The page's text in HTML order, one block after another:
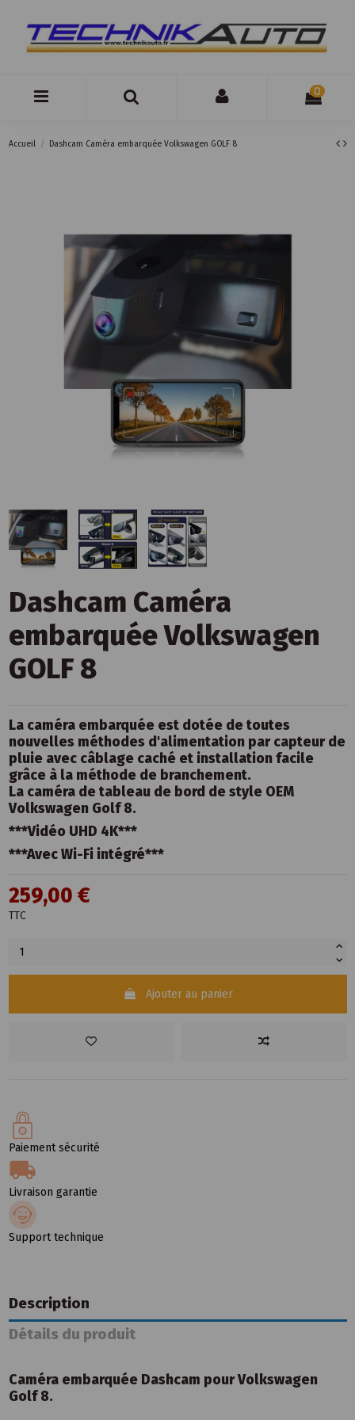
0
Accueil Dashcam Caméra embarquée Volkswagen GOLF 8
Dashcam Caméra
embarquée Volkswagen
GOLF 8
La caméra embarquée est dotée de toutes
nouvelles méthodes d'alimentation par capteur de
pluie avec câblage caché et installation facile
grâce à la méthode de branchement.
La caméra de tableau de bord de style OEM
Volkswagen Golf 8.
***Vidéo UHD 4K***
***Avec Wi-Fi intégré***
259,00 €
TTC
Ajouter au panier
Paiement sécurité
Livraison garantie
Support technique
Description
Détails du produit
Caméra embarquée Dashcam pour Volkswagen
Golf 8.